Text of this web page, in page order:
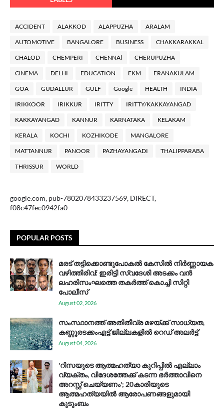
ACCIDENT ALAKKOD ALAPPUZHA ARALAM
AUTOMOTIVE BANGALORE BUSINESS CHAKKARAKKAL
CHALOD CHEMPERI CHENNAl CHERUPUZHA
ClNEMA DELHI EDUCATION EKM ERANAKULAM
GOA GUDALLUR GULF Google HEALTH INDIA
IRIKKOOR IRIKKUR IRITTY IRITTY/KAKKAYANGAD
KAKKAYANGAD KANNUR KARNATAKA KELAKAM
KERALA KOCHI KOZHIKODE MANGALORE
MATTANNUR PANOOR PAZHAYANGADI THALIPPARABA
THRISSUR WORLD
google.com, pub-7802078433237569, DIRECT,
f08c47fec0942fa0
POPULAR POSTS
മരട് തട്ടിക്കൊണ്ടുപോകൽ കേസിൽ നിർണ്ണായക
വഴിത്തിരിവ്: ഇരിട്ടി സ്വദേശി അടക്കം വൻ
ലഹരിസംഘത്തെ തകർത്ത് കൊച്ചി സിറ്റി
പോലീസ്
August 02, 2026
സം​സ്ഥാ​ന​ത്ത് അ​തി​തീ​വ്ര മ​ഴ​യ്ക്ക് സാ​ധ്യ​ത,
കണ്ണൂരടക്കംഎ​ട്ട് ജി​ല്ല​ക​ളി​ൽ റെ​ഡ് അ​ലർ​ട്ട്
August 04, 2026
'റിസയുടെ ആത്മഹത്യാ കുറിപ്പിൽ എല്ലാം
വ്യക്തം, വിദേശത്തേക്ക് കടന്ന ഭർത്താവിനെ
അറസ്റ്റ് ചെയ്യണം'; 20കാരിയുടെ
ആത്മഹത്യയിൽ ആരോപണങ്ങളുമായി
കുടുംബം